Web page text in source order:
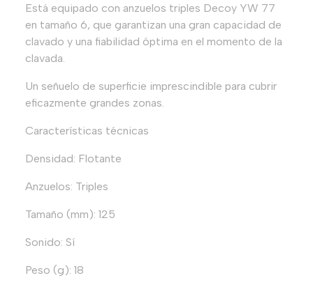
Está equipado con anzuelos triples Decoy YW 77
en tamaño 6, que garantizan una gran capacidad de
clavado y una fiabilidad óptima en el momento de la
clavada.
Un señuelo de superficie imprescindible para cubrir
eficazmente grandes zonas.
Características técnicas
Densidad: Flotante
Anzuelos: Triples
Tamaño (mm): 125
Sonido: Sí
Peso (g): 18